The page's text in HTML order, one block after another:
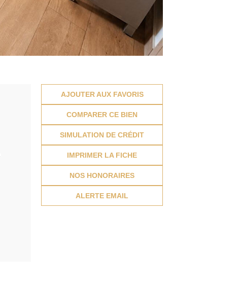
AJOUTER AUX FAVORIS
COMPARER CE BIEN
SIMULATION DE CRÉDIT
IMPRIMER LA FICHE
NOS HONORAIRES
ALERTE EMAIL